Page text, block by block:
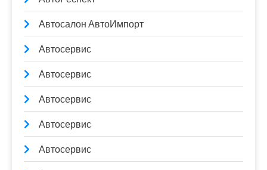
Автосалон АвтоИмпорт
Автосервис
Автосервис
Автосервис
Автосервис
Автосервис